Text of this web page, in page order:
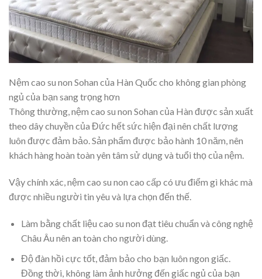
Nệm cao su non Sohan của Hàn Quốc cho không gian phòng
ngủ của bạn sang trọng hơn
Thông thường, nệm cao su non Sohan của Hàn được sản xuất
theo dây chuyền của Đức hết sức hiện đại nên chất lượng
luôn được đảm bảo. Sản phẩm được bảo hành 10 năm, nên
khách hàng hoàn toàn yên tâm sử dụng và tuổi thọ của nệm.
Vậy chính xác, nệm cao su non cao cấp có ưu điểm gì khác mà
được nhiều người tin yêu và lựa chọn đến thế.
Làm bằng chất liệu cao su non đạt tiêu chuẩn và công nghệ
Châu Âu nên an toàn cho người dùng.
Độ đàn hồi cực tốt, đảm bảo cho bạn luôn ngon giấc.
Đồng thời, không làm ảnh hưởng đến giấc ngủ của bạn